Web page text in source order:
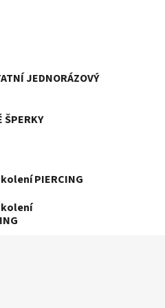
JEDNORÁZOVÝ
ŠPERKY
PIERCING